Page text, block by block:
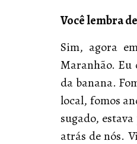
Você lembra
Sim, agora
Maranhão. Eu
da banana.
local, fomos
sugado,
atrás de nós.